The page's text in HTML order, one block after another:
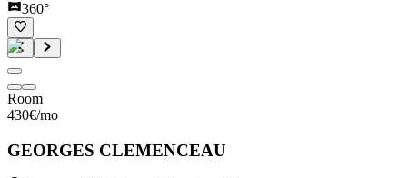
360°
Room
430€/mo
GEORGES CLEMENCEAU